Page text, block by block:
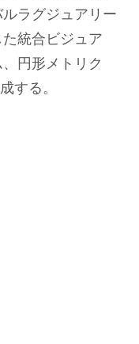
ラグジュアリー
統合ビジュア
円形メトリク
する。